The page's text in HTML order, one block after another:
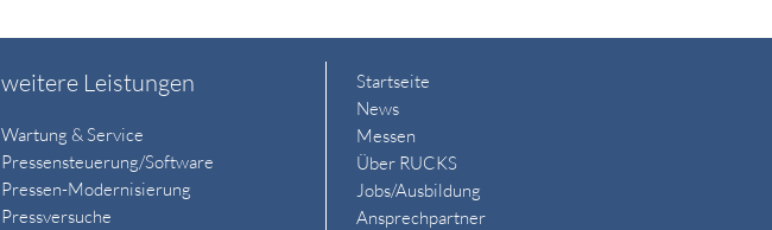
weitere Leistungen
Wartung & Service
Pressensteuerung/Software
Pressen-Modernisierung
Pressversuche
Startseite
News
Messen
Über RUCKS
Jobs/Ausbildung
Ansprechpartner